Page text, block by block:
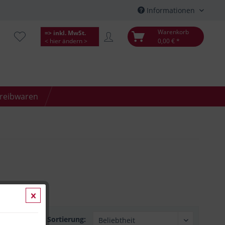
Informationen
=> inkl. MwSt.
< hier ändern >
Warenkorb
0,00 € *
Sortierung: